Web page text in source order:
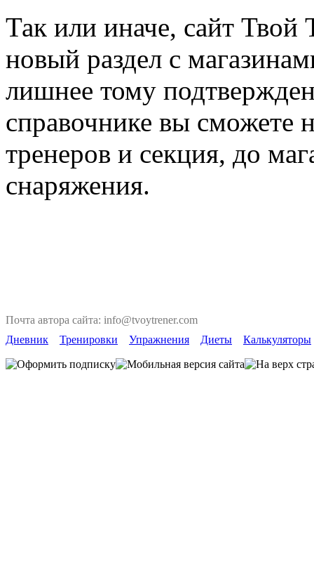
Так или иначе, сайт Твой
новый раздел с
лишнее тому
справочнике вы сможете
тренеров и секция, до
снаряжения.
Почта автора сайта: info@tvoytrener.com
Дневник
Тренировки Упражнения Диеты Калькуляторы